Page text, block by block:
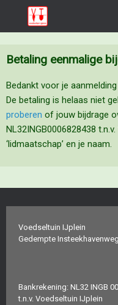
Betaling eenmalige
Bedankt voor je
De betaling is helaas niet
proberen of jouw bijdrage
NL32INGB0006828438
‘lidmaatschap’ en je naam.
Voedseltuin IJplein
Gedempte
Bankrekening: NL32 INGB
t.n.v. Voedseltuin IJplein